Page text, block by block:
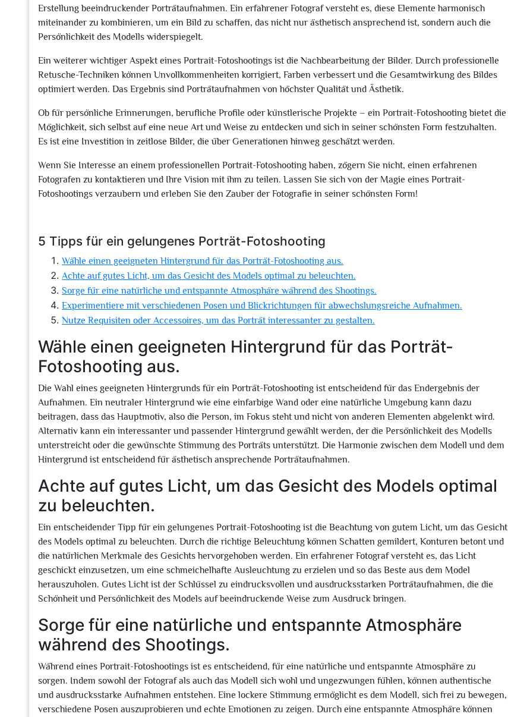
Erstellung beeindruckender Porträtaufnahmen. Ein erfahrener Fotograf versteht es, diese Elemente harmonisch
miteinander zu kombinieren, um ein Bild zu schaffen, das nicht nur ästhetisch ansprechend ist, sondern auch die
Persönlichkeit des Modells widerspiegelt.
Ein weiterer wichtiger Aspekt eines Portrait-Fotoshootings ist die Nachbearbeitung der Bilder. Durch professionelle
Retusche-Techniken können Unvollkommenheiten korrigiert, Farben verbessert und die Gesamtwirkung des Bildes
optimiert werden. Das Ergebnis sind Porträtaufnahmen von höchster Qualität und Ästhetik.
Ob für persönliche Erinnerungen, berufliche Profile oder künstlerische Projekte – ein Portrait-Fotoshooting bietet die
Möglichkeit, sich selbst auf eine neue Art und Weise zu entdecken und sich in seiner schönsten Form festzuhalten.
Es ist eine Investition in zeitlose Bilder, die über Generationen hinweg geschätzt werden.
Wenn Sie Interesse an einem professionellen Portrait-Fotoshooting haben, zögern Sie nicht, einen erfahrenen
Fotografen zu kontaktieren und Ihre Vision mit ihm zu teilen. Lassen Sie sich von der Magie eines Portrait-
Fotoshootings verzaubern und erleben Sie den Zauber der Fotografie in seiner schönsten Form!
5 Tipps für ein gelungenes Porträt-Fotoshooting
Wähle einen geeigneten Hintergrund für das Porträt-Fotoshooting aus.
Achte auf gutes Licht, um das Gesicht des Models optimal zu beleuchten.
Sorge für eine natürliche und entspannte Atmosphäre während des Shootings.
Experimentiere mit verschiedenen Posen und Blickrichtungen für abwechslungsreiche Aufnahmen.
Nutze Requisiten oder Accessoires, um das Porträt interessanter zu gestalten.
Wähle einen geeigneten Hintergrund für das Porträt-
Fotoshooting aus.
Die Wahl eines geeigneten Hintergrunds für ein Porträt-Fotoshooting ist entscheidend für das Endergebnis der
Aufnahmen. Ein neutraler Hintergrund wie eine einfarbige Wand oder eine natürliche Umgebung kann dazu
beitragen, dass das Hauptmotiv, also die Person, im Fokus steht und nicht von anderen Elementen abgelenkt wird.
Alternativ kann ein interessanter und passender Hintergrund gewählt werden, der die Persönlichkeit des Modells
unterstreicht oder die gewünschte Stimmung des Porträts unterstützt. Die Harmonie zwischen dem Modell und dem
Hintergrund ist entscheidend für ästhetisch ansprechende Porträtaufnahmen.
Achte auf gutes Licht, um das Gesicht des Models optimal
zu beleuchten.
Ein entscheidender Tipp für ein gelungenes Portrait-Fotoshooting ist die Beachtung von gutem Licht, um das Gesicht
des Models optimal zu beleuchten. Durch die richtige Beleuchtung können Schatten gemildert, Konturen betont und
die natürlichen Merkmale des Gesichts hervorgehoben werden. Ein erfahrener Fotograf versteht es, das Licht
geschickt einzusetzen, um eine schmeichelhafte Ausleuchtung zu erzielen und so das Beste aus dem Model
herauszuholen. Gutes Licht ist der Schlüssel zu eindrucksvollen und ausdrucksstarken Porträtaufnahmen, die die
Schönheit und Persönlichkeit des Models auf beeindruckende Weise zum Ausdruck bringen.
Sorge für eine natürliche und entspannte Atmosphäre
während des Shootings.
Während eines Portrait-Fotoshootings ist es entscheidend, für eine natürliche und entspannte Atmosphäre zu
sorgen. Indem sowohl der Fotograf als auch das Modell sich wohl und ungezwungen fühlen, können authentische
und ausdrucksstarke Aufnahmen entstehen. Eine lockere Stimmung ermöglicht es dem Modell, sich frei zu bewegen,
verschiedene Posen auszuprobieren und echte Emotionen zu zeigen. Durch eine entspannte Atmosphäre können